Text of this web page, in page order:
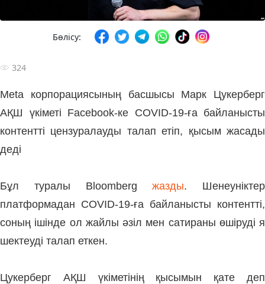
Бөлісу:
324
Meta корпорациясының басшысы Марк Цукерберг
АҚШ үкіметі Facebook-ке COVID-19-ға байланысты
контентті цензуралауды талап етіп, қысым жасады
деді
Бұл туралы Bloombergжазды. Шенеуніктер
платформадан COVID-19-ға байланысты контентті,
соның ішінде ол жайлы әзіл мен сатираны өшіруді я
шектеуді талап еткен.
Цукерберг АҚШ үкіметінің қысымын қате деп